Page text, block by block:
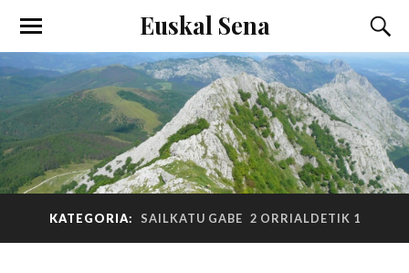
Euskal Sena
KATEGORIA: SAILKATU GABE 2 ORRIALDETIK 1